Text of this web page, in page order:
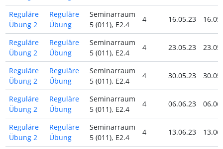
Reguläre
Übung 2
Reguläre
Übung
Seminarraum
5 (011), E2.4
4 16.05.23
Reguläre
Übung 2
Reguläre
Übung
Seminarraum
5 (011), E2.4
4 23.05.23
Reguläre
Übung 2
Reguläre
Übung
Seminarraum
5 (011), E2.4
4 30.05.23
Reguläre
Übung 2
Reguläre
Übung
Seminarraum
5 (011), E2.4
4 06.06.23
Reguläre
Übung 2
Reguläre
Übung
Seminarraum
5 (011), E2.4
4 13.06.23